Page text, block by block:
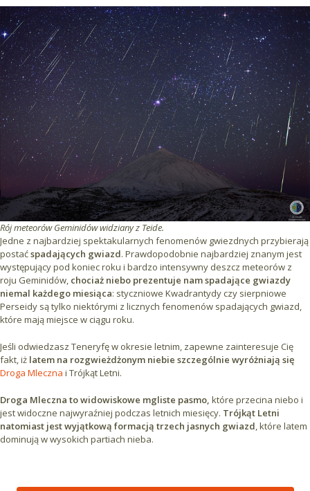
Rój meteorów Geminidów widziany z Teide.
Jedne z najbardziej spektakularnych fenomenów gwiezdnych przybierają
postaćspadających gwiazd. Prawdopodobnie najbardziej znanym jest
występujący pod koniec roku i bardzo intensywny deszcz meteorów z
roju Geminidów, chociaż niebo prezentuje nam spadające gwiazdy
niemal każdego miesiąca: styczniowe Kwadrantydy czy sierpniowe
Perseidy są tylko niektórymi z licznych fenomenów spadających gwiazd,
które mają miejsce w ciągu roku.
Jeśli odwiedzasz Teneryfę w okresie letnim, zapewne zainteresuje Cię
fakt, iż latem na rozgwieżdżonym niebie szczególnie wyróżniają się
Droga Mleczna i Trójkąt Letni.
Droga Mleczna to widowiskowe mgliste pasmo, które przecina niebo i
jest widoczne najwyraźniej podczas letnich miesięcy. Trójkąt Letni
natomiast jest wyjątkową formacją trzech jasnych gwiazd, które latem
dominują w wysokich partiach nieba.